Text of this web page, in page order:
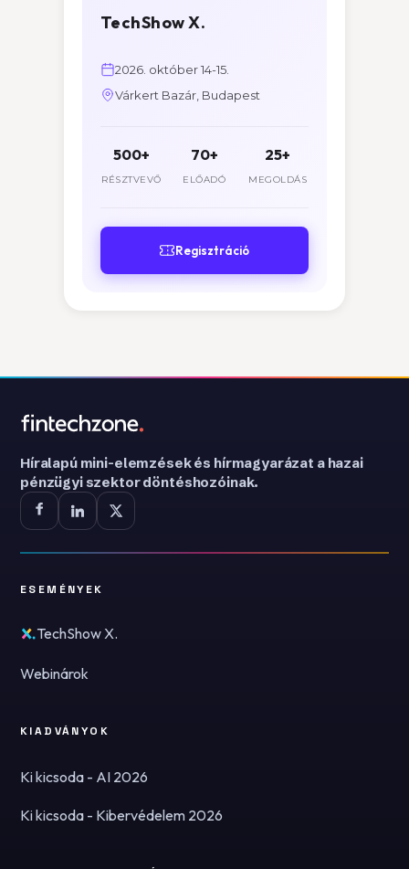
TechShow X.
2026. október 14-15.
Várkert Bazár, Budapest
500+
RÉSZTVEVŐ
70+
ELŐADÓ
25+
MEGOLDÁS
Regisztráció
Híralapú mini-elemzések és hírmagyarázat a hazai
pénzügyi szektor döntéshozóinak.
ESEMÉNYEK
TechShow X.
Webinárok
KIADVÁNYOK
Ki kicsoda - AI 2026
Ki kicsoda - Kibervédelem 2026